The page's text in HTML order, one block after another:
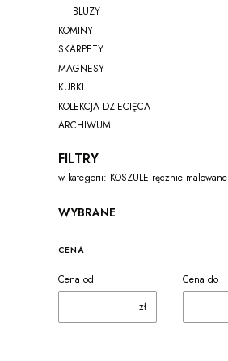
BLUZY
KOMINY
SKARPETY
MAGNESY
KUBKI
KOLEKCJA DZIECIĘCA
ARCHIWUM
FILTRY
w kategorii: KOSZULE ręcznie malowane
WYBRANE
CENA
Cena od
zł
Cena do